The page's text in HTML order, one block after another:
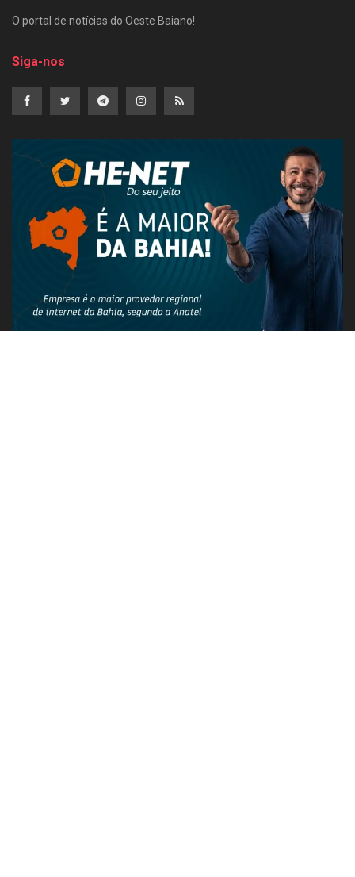
O portal de notícias do Oeste Baiano!
Siga-nos